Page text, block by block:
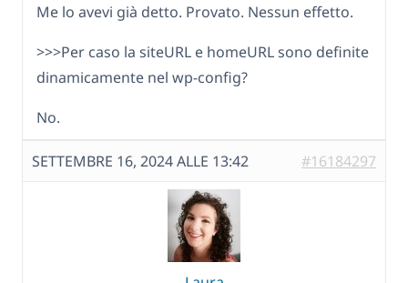
Me lo avevi già detto. Provato. Nessun effetto.
>>>Per caso la siteURL e homeURL sono definite
dinamicamente nel wp-config?
No.
SETTEMBRE 16, 2024 ALLE 13:42 #16184297